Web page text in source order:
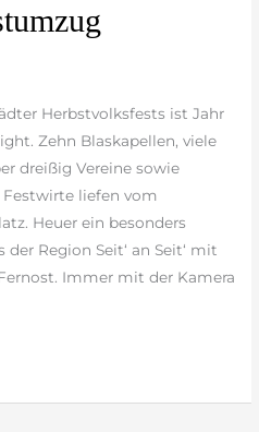
Herbstvolksfests ist Jahr
Zehn Blaskapellen, viele
dreißig Vereine sowie
Festwirte liefen vom
Heuer ein besonders
Region Seit‘ an Seit‘ mit
Immer mit der Kamera